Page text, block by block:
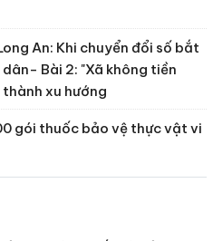
An: Khi chuyển đổi số bắt
Bài 2: "Xã không tiền
xu hướng
gói thuốc bảo vệ thực vật vi